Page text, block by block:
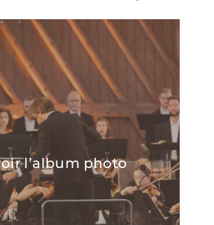
l’album photo